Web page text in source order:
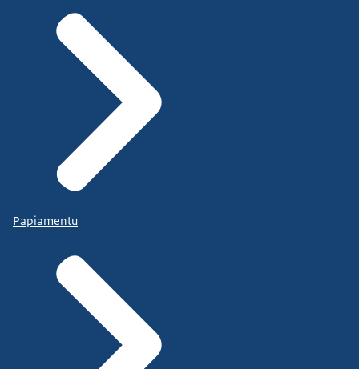
Papiamentu